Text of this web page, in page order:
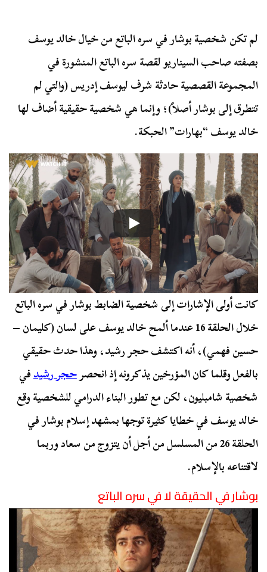
لم تكن شخصية بوشار في سره الباتع من خيال خالد يوسف
بصفته صاحب السيناريو لقصة سره الباتع المنشورة في
المجموعة القصصية حادثة شرف ليوسف إدريس (والتي لم
تتطرق إلى بوشار أصلاً)؛ وإنما هي شخصية حقيقية أضاف لها
خالد يوسف “بهارات” الحبكة.
كانت أولى الإشارات إلى شخصية الضابط بوشار في سره الباتع
خلال الحلقة 16 عندما ألمح خالد يوسف على لسان (كليمان –
حسين فهمي)، أنه اكتشف حجر رشيد، وهذا حدث حقيقي
بالفعل وقلما كان المؤرخين يذكرونه إذ انحصرحجر رشيدفي
شخصية شامبليون،لكن مع تطور البناء الدرامي للشخصية وقع
خالد يوسف في خطايا كثيرة توجها بمشهد إسلام بوشار في
الحلقة 26 من المسلسل من أجل أن يتزوج من سعاد وربما
لاقتناعه بالإسلام.
بوشار في الحقيقة لا في سره الباتع